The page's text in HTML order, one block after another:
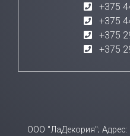
+375
+375
+375
+375
ООО "ЛаДекория"; Адрес: